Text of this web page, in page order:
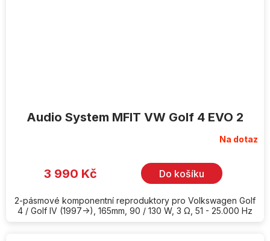
Audio System MFIT VW Golf 4 EVO 2
Na dotaz
3 990 Kč Do košíku
2-pásmové komponentní reproduktory pro Volkswagen Golf
4 / Golf IV (1997->), 165mm, 90 / 130 W, 3 Ω, 51 - 25.000 Hz